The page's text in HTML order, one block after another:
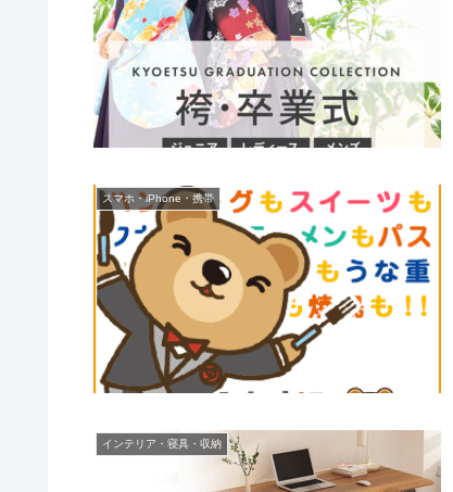
スマホ・iPhone・携帯
インテリア・寝具・収納